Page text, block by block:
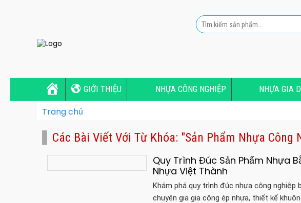
GIỚI THIỆU NHỰA CÔNG NGHIỆP NHỰA GIA
Trang chủ
Các Bài Viết Với Từ Khóa: "sản Phẩm Nhựa Công
Quy Trình Đúc Sản Phẩm Nhựa
Nhựa Việt Thành
Khám phá quy trình đúc nhựa công nghiệp
chuyên gia gia công ép nhựa, thiết kế